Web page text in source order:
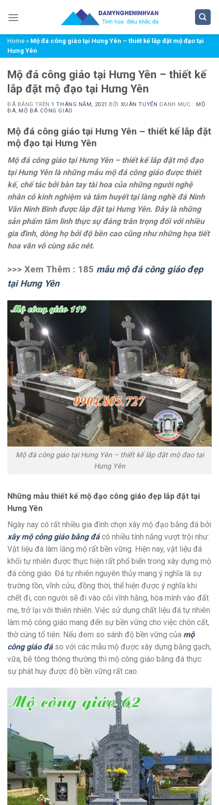
đến
dungHome » Mộ đá công giáo tại Hưng Yên – thiết kế lắp đặt mộ đạo tại
Hưng Yên
Mộ đá công giáo tại Hưng Yên – thiết kế
lắp đặt mộ đạo tại Hưng Yên
ĐÃ ĐĂNG TRÊN1 THÁNG NĂM, 2021 BỞI XUÂN TUYỂN DANH MỤC : MỘ
ĐÁ, MỘ ĐÁ CÔNG GIÁO
Mộ đá công giáo tại Hưng Yên – thiết kế lắp đặt
mộ đạo tại Hưng Yên
Mộ đá công giáo tại Hưng Yên – thiết kế lắp đặt mộ đạo
tại Hưng Yên là những mẫu mộ đá công giáo được thiết
kế, chế tác bởi bàn tay tài hoa của những người nghệ
nhân có kinh nghiệm và tâm huyết tại làng nghề đá Ninh
Vân Ninh Bình được lắp đặt tại Hưng Yên. Đây là những
sản phẩm tâm linh thực sự đáng trân trọng đối với nhiều
gia đình, dòng họ bởi độ bền cao cũng như những họa tiết
hoa văn vô cùng sắc nét.
>>> Xem Thêm : 185 mẫu mộ đá công giáo đẹp
tại Hưng Yên
Mộ đá công giáo tại Hưng Yên – thiết kế lắp đặt mộ đạo tại
Hưng Yên
Những mẫu thiết kế mộ đạo công giáo đẹp lắp đặt tại
Hưng Yên
Ngày nay có rất nhiều gia đình chọn xây mộ đạo bằng đá bởi
xây mộ công giáo bằng đácó nhiều tính năng vượt trội như:
Vật liệu đá làm lăng mộ rất bền vững. Hiện nay, vật liệu đá
khối tự nhiên được thực hiện rất phổ biến trong xây dựng mộ
đá công giáo. Đá tự nhiên nguyên thủy mang ý nghĩa là sự
trường tồn, vĩnh cửu, đồng thời, thể hiện được ý nghĩa khi
chết đi, con người sẽ đi vào cõi vĩnh hằng, hòa mình vào đất
mẹ, trở lại với thiên nhiên. Việc sử dụng chất liệu đá tự nhiên
làm mộ công giáo mang đến sự bền vững cho việc chôn cất,
thờ cúng tổ tiên. Nếu đem so sánh độ bền vững của mộ
công giáo đáso với các mẫu mộ được xây dựng bằng gạch,
vữa, bê tông thông thường thì mộ công giáo bằng đá thực
sự phát huy được độ bền vững rất cao.